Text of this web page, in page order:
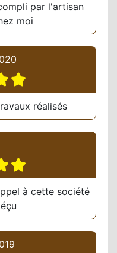
par l'artisan
moi
réalisés
à cette société